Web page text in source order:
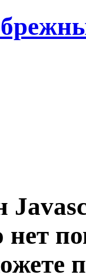
нет